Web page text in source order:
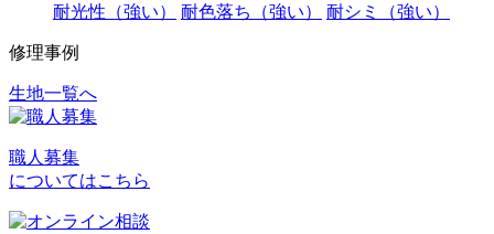
耐光性（強い）
耐色落ち（強い） 耐シミ（強い）
修理事例
投
ナ
ビ
生地一覧へ
職人募集
についてはこちら